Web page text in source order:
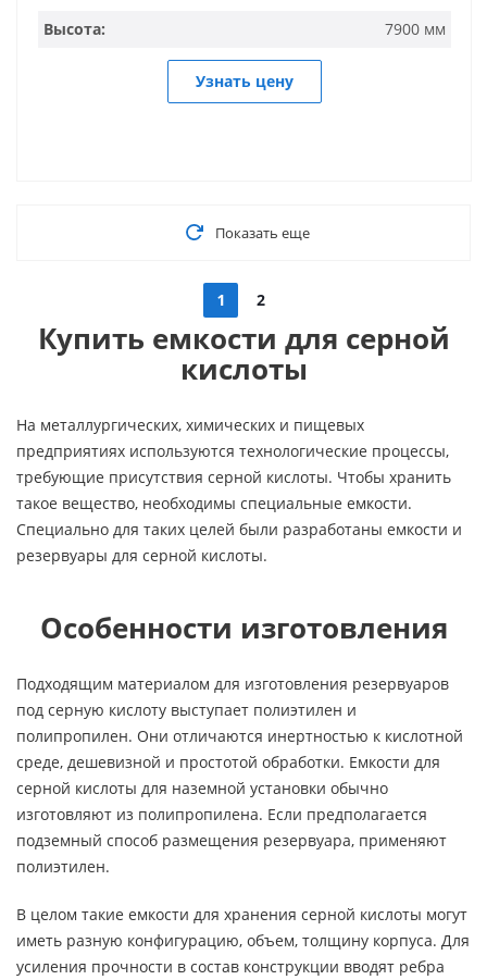
Высота:
7900 мм
Узнать цену
Показать еще
1 2
Купить емкости для серной
кислоты
На металлургических, химических и пищевых
предприятиях используются технологические процессы,
требующие присутствия серной кислоты. Чтобы хранить
такое вещество, необходимы специальные емкости.
Специально для таких целей были разработаны емкости и
резервуары для серной кислоты.
Особенности изготовления
Подходящим материалом для изготовления резервуаров
под серную кислоту выступает полиэтилен и
полипропилен. Они отличаются инертностью к кислотной
среде, дешевизной и простотой обработки. Емкости для
серной кислоты для наземной установки обычно
изготовляют из полипропилена. Если предполагается
подземный способ размещения резервуара, применяют
полиэтилен.
В целом такие емкости для хранения серной кислоты могут
иметь разную конфигурацию, объем, толщину корпуса. Для
усиления прочности в состав конструкции вводят ребра